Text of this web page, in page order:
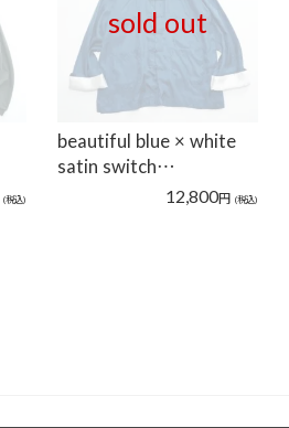
(税込)
sold out
beautiful blue × white
satin switch…
12,800円 (税込)